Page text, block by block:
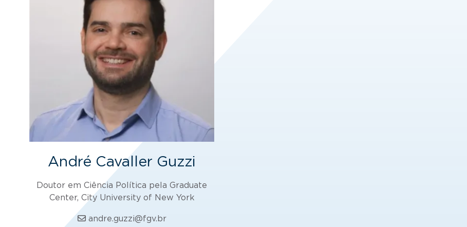
André Cavaller Guzzi
Doutor em Ciência Política pela Graduate
Center, City University of New York
andre.guzzi@fgv.br